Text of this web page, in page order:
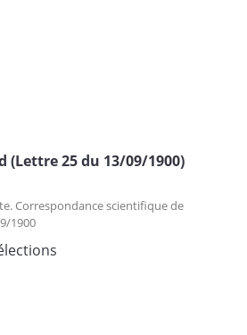
(Lettre 25 du 13/09/1900)
Correspondance scientifique de
1900